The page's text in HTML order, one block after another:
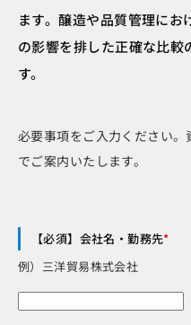
ます。醸造や品質管理にお
の影響を排した正確な比
す。
必要事項をご入力ください
でご案内いたします。
【必須】会社名・勤務先*
例）三洋貿易株式会社